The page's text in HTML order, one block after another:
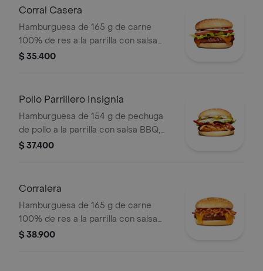
pet
Corral Casera
Hamburguesa de 165 g de carne
100% de res a la parrilla con salsa
bbq, queso americano, cebolla en
$ 35.400
Pollo Parrillero Insignia
Hamburguesa de 154 g de pechuga
de pollo a la parrilla con salsa BBQ,
tocineta, una tajada de queso tipo
pan papa
$ 37.400
Corralera
Hamburguesa de 165 g de carne
100% de res a la parrilla con salsa
bbq, tocineta, una tajada de queso
$ 38.900